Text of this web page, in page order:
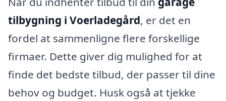
tilbygning i Voerladegård, er det en
fordel at sammenligne flere forskellige
firmaer. Dette giver dig mulighed for at
finde det bedste tilbud, der passer til dine
behov og budget. Husk også at tjekke